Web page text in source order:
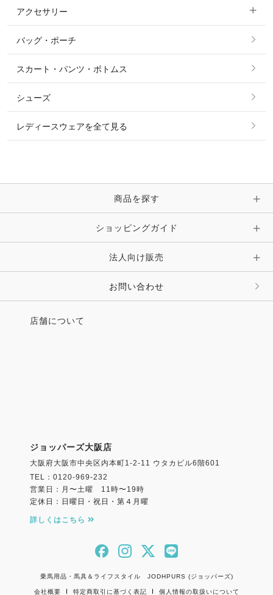
ニット・セーター
シャツ・ブラウス・ワンピース
その他 アウター
ショーシャツ
すべてのファッション雑貨
ソックス
ベルト
マフラー・スカーフ・ストール・スヌード
時計・財布・キーケース・革小物
キーホルダー・チャーム・ストラップ
その他 ファッション雑貨
アクセサリー
すべてのアクセサリー
リング
ピアス・イヤリング
ピン・ブローチ・コサージュ
その他 アクセサリー
バッグ・ポーチ
スカート・パンツ・ボトムス
シューズ
レディースウェアを全て見る
商品を探す
ショッピングガイド
法人向け販売
お問い合わせ
店舗について
ジョッパーズ大阪店
大阪府大阪市中央区内本町1-2-11 ウタカビル6階601
TEL：0120-969-232
営業日：月〜土曜 11時〜19時
定休日：日曜日・祝日・第４月曜
詳しくはこちら
乗馬用品・馬具＆ライフスタイル JODHPURS (ジョッパーズ)
会社概要 特定商取引に基づく表記 個人情報の取扱いについて